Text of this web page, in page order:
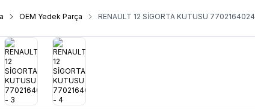
OEM Yedek Parça RENAULT 12 SİGORTA KUTUSU 7702164024